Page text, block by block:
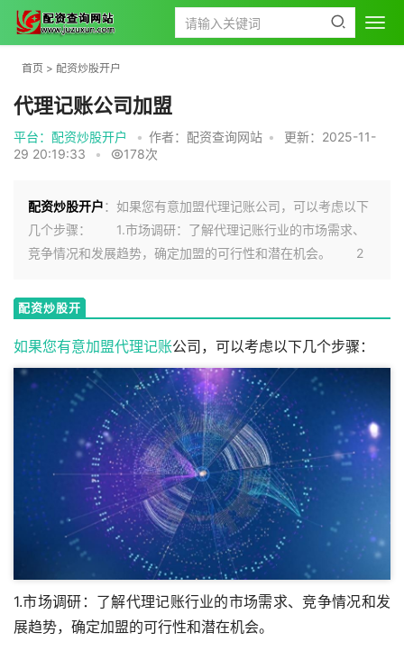
首页 > 配资炒股开户
代理记账公司加盟
平台：配资炒股开户 • 作者：配资查询网站 •
更新：2025-11-
29 20:19:33
• 178次
配资炒股开户：如果您有意加盟代理记账公司，可以考虑以下
几个步骤： 1.市场调研：了解代理记账行业的市场需求、
竞争情况和发展趋势，确定加盟的可行性和潜在机会。 2
配资炒股开
如果您有意加盟代理记账公司，可以考虑以下几个步骤：
1.市场调研：了解代理记账行业的市场需求、竞争情况和发
展趋势，确定加盟的可行性和潜在机会。